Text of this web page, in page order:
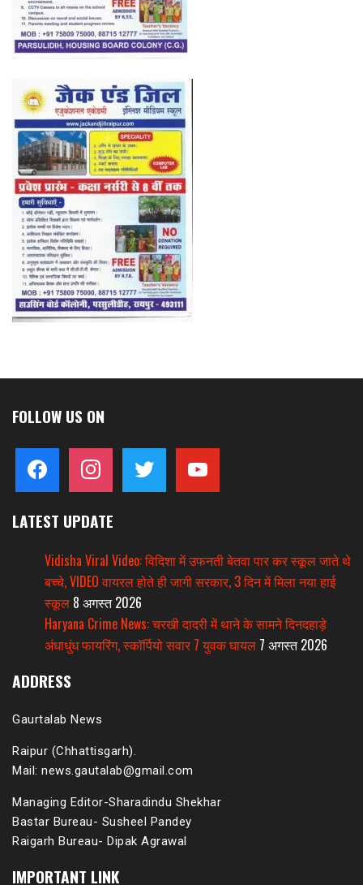
FOLLOW US ON
facebook instagram twitter youtube
LATEST UPDATE
Vidisha Viral Video: विदिशा में उफनती बेतवा पार कर स्कूल जाते थे
बच्चे, VIDEO वायरल होते ही जागी सरकार, 3 दिन में मिला नया हाई
स्कूल 8 अगस्त 2026
Haryana Crime News: चरखी दादरी में थाने के सामने दिनदहाड़े
अंधाधुंध फायरिंग, स्कॉर्पियो सवार 7 युवक घायल 7 अगस्त 2026
ADDRESS
Gaurtalab News
Raipur (Chhattisgarh).
Mail: news.gautalab@gmail.com
Managing Editor-Sharadindu Shekhar
Bastar Bureau- Susheel Pandey
Raigarh Bureau- Dipak Agrawal
IMPORTANT LINK